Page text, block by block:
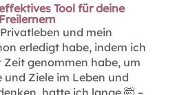
Tool für deine
und mein
erledigt habe, indem ich
Zeit genommen habe, um
und Ziele im Leben und
hatte ich lange 🤯 –